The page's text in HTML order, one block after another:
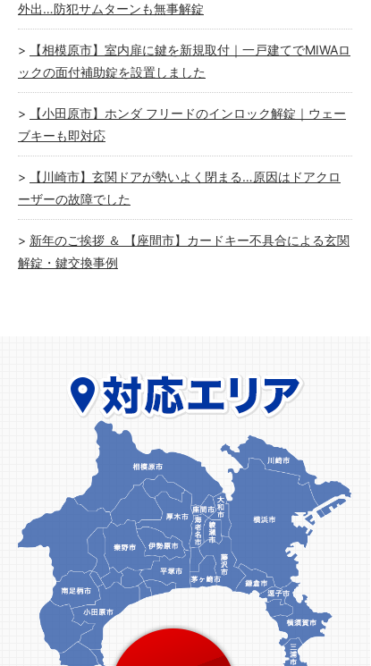
外出…防犯サムターンも無事解錠
【相模原市】室内扉に鍵を新規取付｜一戸建てでMIWAロ
ックの面付補助錠を設置しました
【小田原市】ホンダ フリードのインロック解錠｜ウェー
ブキーも即対応
【川崎市】玄関ドアが勢いよく閉まる…原因はドアクロ
ーザーの故障でした
新年のご挨拶 ＆ 【座間市】カードキー不具合による玄関
解錠・鍵交換事例